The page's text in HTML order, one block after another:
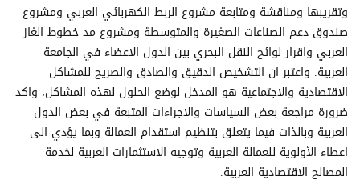
وتقريبها ومناقشة ومتابعة مشروع الربط الكهربائي العربي ومشروع
صندوق دعم الصناعات الصغيرة والمتوسطة ومشروع مد خطوط الغاز
العربي واقرار لوائح النقل البحري بين الدول الاعضاء في الجامعة
العربية. واعتبر ان التشخيص الدقيق والصادق والصريح للمشاكل
الاقتصادية والاجتماعية هو المدخل لوضع الحلول لهذه المشاكل، واكد
ضرورة مراجعة بعض السياسات والاجراءات المتبعة في بعض الدول
العربية وبالذات فيما يتعلق بتنظيم استقدام العمالة وبما يؤدي الى
اعطاء الأولوية للعمالة العربية وتوجيه الاستثمارات العربية لخدمة
المصالح الاقتصادية العربية.